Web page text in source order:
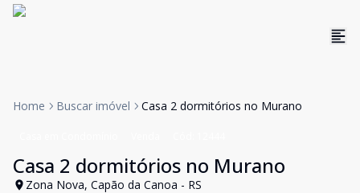
Home Buscar imóvel Casa 2 dormitórios no Murano
Casa 2 dormitórios no Murano
Zona Nova, Capão da Canoa - RS